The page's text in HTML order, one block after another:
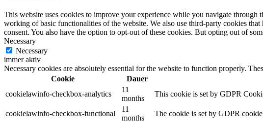
This website uses cookies to improve your experience while you navigate through
working of basic functionalities of the website. We also use third-party cookies
consent. You also have the option to opt-out of these cookies. But opting out of
Necessary
Necessary
immer aktiv
Necessary cookies are absolutely essential for the website to function properly.
Cookie
Dauer
cookielawinfo-checkbox-analytics
11
months
This cookie is set by GDPR
cookielawinfo-checkbox-functional
11
months
The cookie is set by GDPR